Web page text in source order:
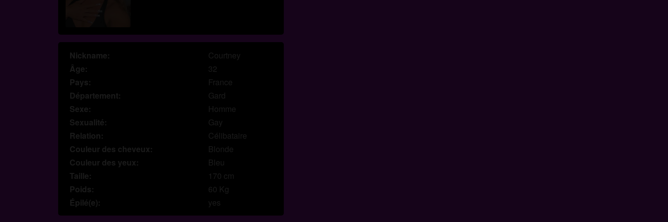
certaines données sont fournies à titre d'illustration
Je reconnais que travestiechat.fr n'enquête pas sur les
Nickname:
Courtney
Âge:
32
Pays:
France
Département:
Gard
Sexe:
Homme
Sexualité:
Gay
Relation:
Célibataire
Couleur des cheveux:
Blonde
Couleur des yeux:
Bleu
Taille:
170 cm
Poids:
60 Kg
Épilé(e):
yes